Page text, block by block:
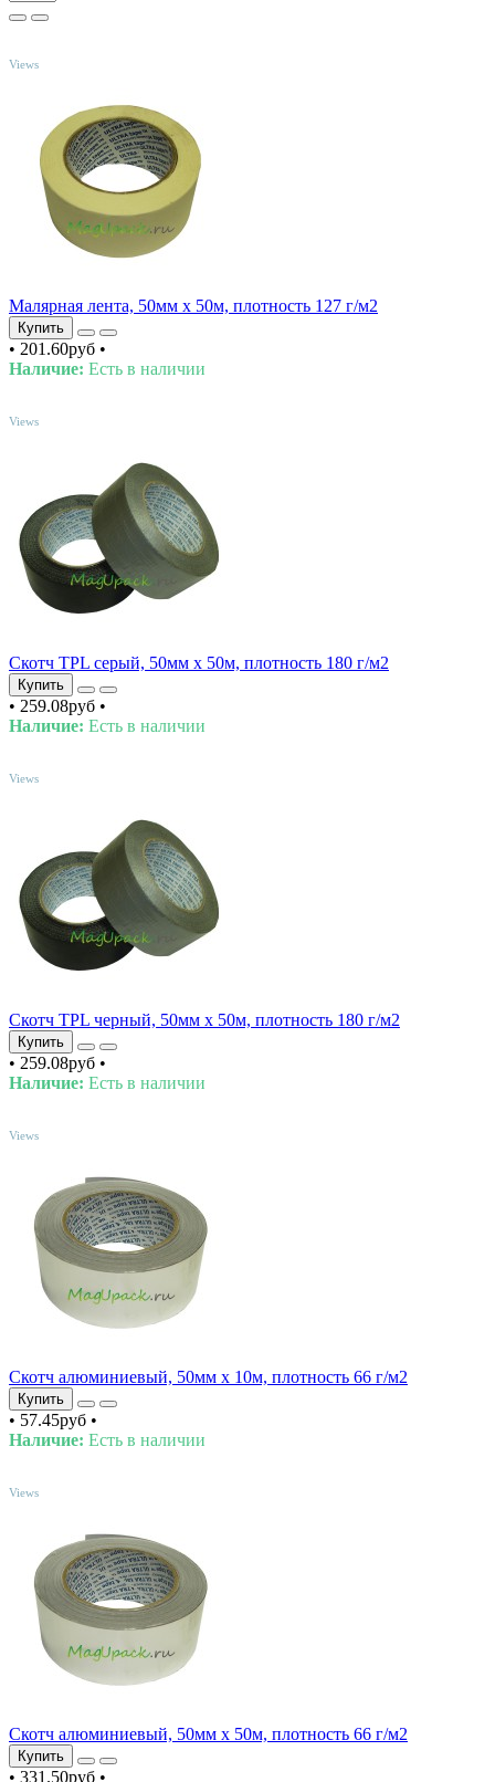
Views
Малярная лента, 50мм х 50м, плотность 127 г/м2
Купить
• 201.60руб •
Наличие: Есть в наличии
Views
Скотч TPL серый, 50мм х 50м, плотность 180 г/м2
Купить
• 259.08руб •
Наличие: Есть в наличии
Views
Скотч TPL черный, 50мм х 50м, плотность 180 г/м2
Купить
• 259.08руб •
Наличие: Есть в наличии
Views
Скотч алюминиевый, 50мм х 10м, плотность 66 г/м2
Купить
• 57.45руб •
Наличие: Есть в наличии
Views
Скотч алюминиевый, 50мм х 50м, плотность 66 г/м2
Купить
• 331.50руб •